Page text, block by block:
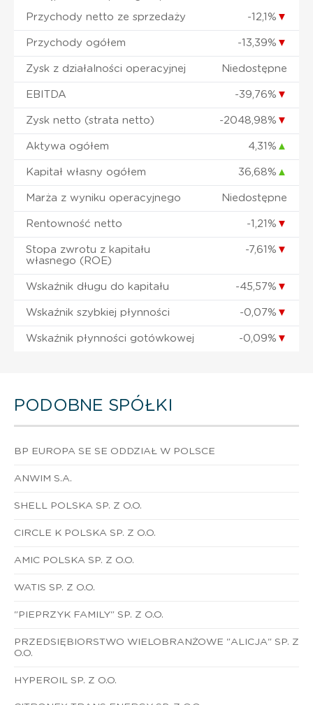
Przychody netto ze sprzedaży -12,1% ▼
Przychody ogółem -13,39% ▼
Zysk z działalności operacyjnej Niedostępne
EBITDA -39,76% ▼
Zysk netto (strata netto) -2048,98% ▼
Aktywa ogółem 4,31% ▲
Kapitał własny ogółem 36,68% ▲
Marża z wyniku operacyjnego Niedostępne
Rentowność netto -1,21% ▼
Stopa zwrotu z kapitału
własnego (ROE)
-7,61% ▼
Wskaźnik długu do kapitału -45,57% ▼
Wskaźnik szybkiej płynności -0,07% ▼
Wskaźnik płynności gotówkowej -0,09% ▼
PODOBNE SPÓŁKI
BP EUROPA SE SE ODDZIAŁ W POLSCE
ANWIM S.A.
SHELL POLSKA SP. Z O.O.
CIRCLE K POLSKA SP. Z O.O.
AMIC POLSKA SP. Z O.O.
WATIS SP. Z O.O.
"PIEPRZYK FAMILY" SP. Z O.O.
PRZEDSIĘBIORSTWO WIELOBRANŻOWE "ALICJA" SP. Z
O.O.
HYPEROIL SP. Z O.O.